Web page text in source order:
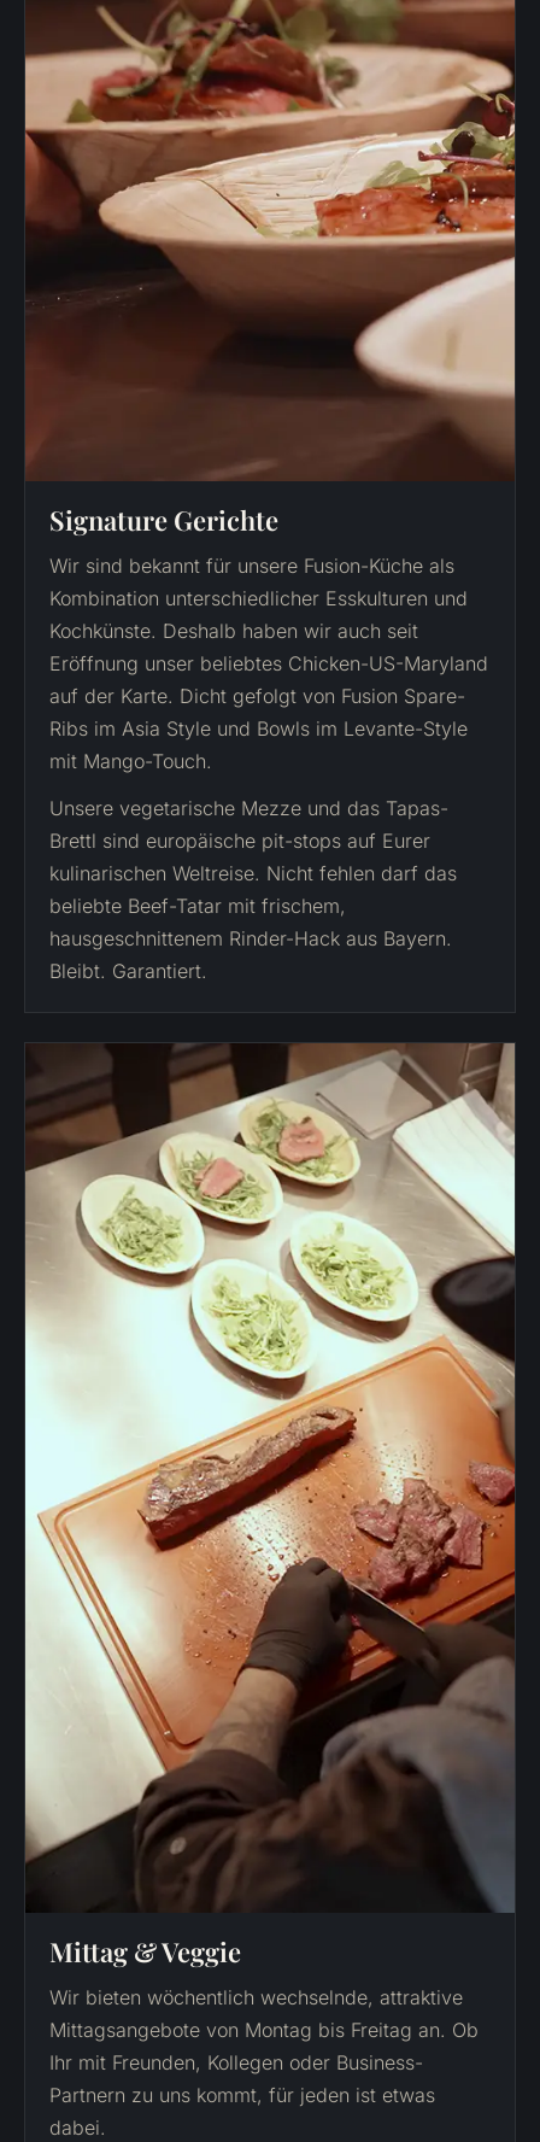
Signature Gerichte
Wir sind bekannt für unsere Fusion-Küche als
Kombination unterschiedlicher Esskulturen und
Kochkünste. Deshalb haben wir auch seit
Eröffnung unser beliebtes Chicken-US-Maryland
auf der Karte. Dicht gefolgt von Fusion Spare-
Ribs im Asia Style und Bowls im Levante-Style
mit Mango-Touch.
Unsere vegetarische Mezze und das Tapas-
Brettl sind europäische pit-stops auf Eurer
kulinarischen Weltreise. Nicht fehlen darf das
beliebte Beef-Tatar mit frischem,
hausgeschnittenem Rinder-Hack aus Bayern.
Bleibt. Garantiert.
Mittag & Veggie
Wir bieten wöchentlich wechselnde, attraktive
Mittagsangebote von Montag bis Freitag an. Ob
Ihr mit Freunden, Kollegen oder Business-
Partnern zu uns kommt, für jeden ist etwas
dabei.